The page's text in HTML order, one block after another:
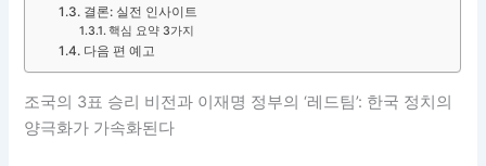
결론: 실전 인사이트
핵심 요약 3가지
다음 편 예고
조국의 3표 승리 비전과 이재명 정부의 ‘레드팀’: 한국 정치의
양극화가 가속화된다